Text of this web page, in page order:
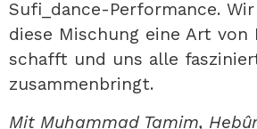
Sufi_dance-Performance.
diese Mischung eine Art von
schafft und uns alle
zusammenbringt.
Mit Muhammad Tamim,